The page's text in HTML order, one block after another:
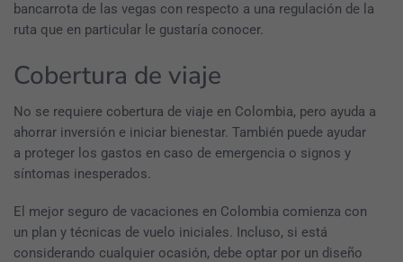
bancarrota de las vegas con respecto a una regulación de la
ruta que en particular le gustaría conocer.
Cobertura de viaje
No se requiere cobertura de viaje en Colombia, pero ayuda a
ahorrar inversión e iniciar bienestar. También puede ayudar
a proteger los gastos en caso de emergencia o signos y
síntomas inesperados.
El mejor seguro de vacaciones en Colombia comienza con
un plan y técnicas de vuelo iniciales. Incluso, si está
considerando cualquier ocasión, debe optar por un diseño